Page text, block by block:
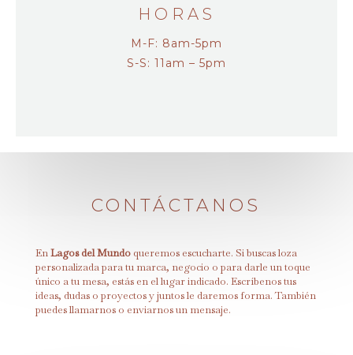
HORAS
M-F: 8am-5pm
S-S: 11am – 5pm
CONTÁCTANOS
EnLagos del Mundoqueremos escucharte. Si buscas loza
personalizada para tu marca, negocio o para darle un toque
único a tu mesa, estás en el lugar indicado. Escríbenos tus
ideas, dudas o proyectos y juntos le daremos forma. También
puedes llamarnos o enviarnos un mensaje.